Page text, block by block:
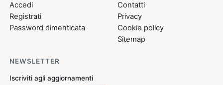
Accedi
Registrati
Password dimenticata
Contatti
Privacy
Cookie policy
Sitemap
NEWSLETTER
Iscriviti agli aggiornamenti